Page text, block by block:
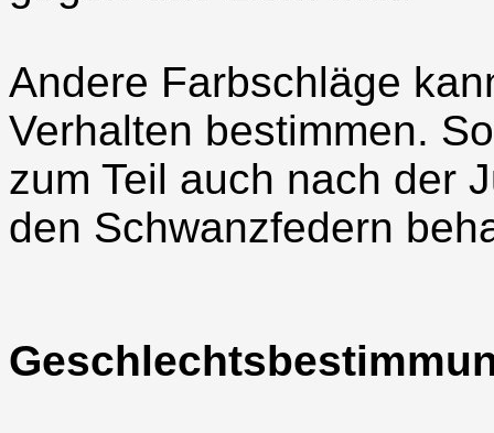
Andere Farbschläge
Verhalten bestimmen.
zum Teil auch nach der
den Schwanzfedern